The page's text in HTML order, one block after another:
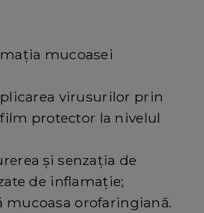
mucoasei
virusurilor prin
protector la nivelul
și senzația de
de inflamație;
mucoasa orofaringiană.